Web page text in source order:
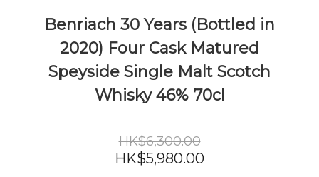
Benriach 30 Years (Bottled in
2020) Four Cask Matured
Speyside Single Malt Scotch
Whisky 46% 70cl
HK$6,300.00
HK$5,980.00